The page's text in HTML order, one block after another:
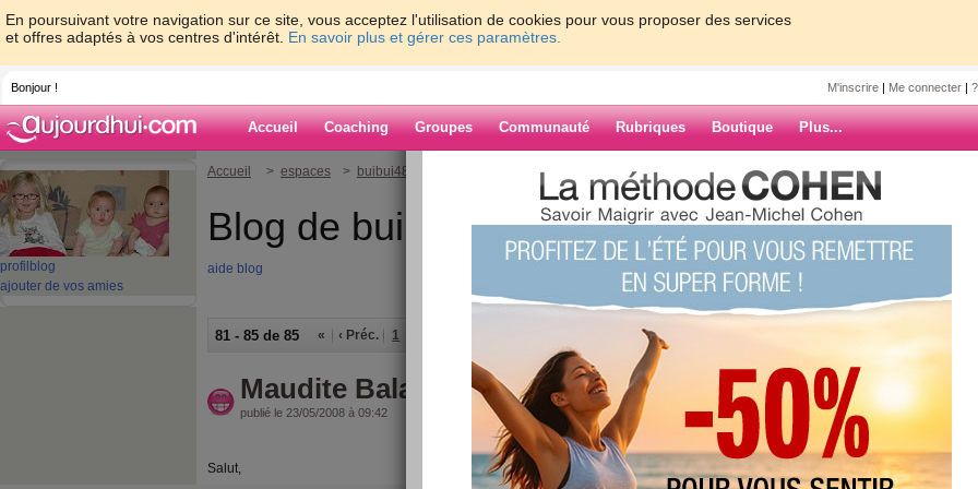
En poursuivant votre navigation sur ce site, vous acceptez l'utilisation de cookies pour vous proposer des services
et offres adaptés à vos centres d'intérêt. En savoir plus et gérer ces paramètres.
Bonjour ! M'inscrire | Me connecter |
Accueil Coaching Groupes Communauté Rubriques Boutique Plus...
profil blog
ajouter de vos amies
Accueil > espaces > buibui48
Blog de buibui48
aide blog
81 - 85 de 85 « ‹ Préc. 1 »
Maudite Balance
publié le 23/05/2008 à 09:42
Salut, ARCHIVES